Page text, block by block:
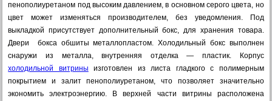
пенополиуретаном под высоким давлением, в основном серого цвета, но
цвет может изменяться производителем, без уведомления. Под
выкладкой присутствует дополнительный бокс, для хранения товара.
Двери бокса обшиты металлопластом. Холодильный бокс выполнен
снаружи из металла, внутренняя отделка — пластик. Корпус
холодильной витрины изготовлен из листа гладкого с полимерным
покрытием и залит пенополиуретаном, что позволяет значительно
экономить электроэнергию. В верхней части витрины расположена